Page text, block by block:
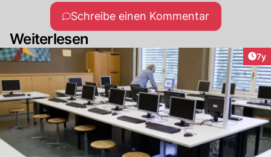
Schreibe einen Kommentar
Weiterlesen
7y